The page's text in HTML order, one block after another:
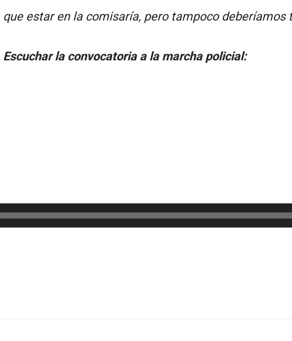
que estar en la comisaría, pero tampoco deberíamos
Escuchar la convocatoria a la marcha policial: